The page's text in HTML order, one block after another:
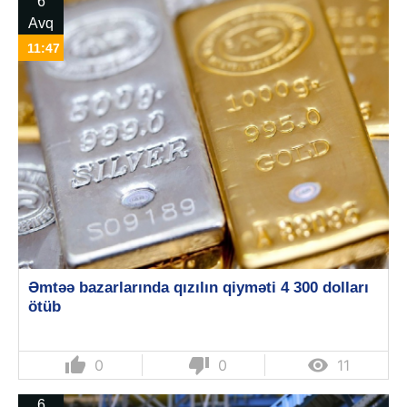
Avq
11:47
Əmtəə bazarlarında qızılın qiyməti 4 300 dolları
ötüb
thumb_up 0 thumb_down 0  11